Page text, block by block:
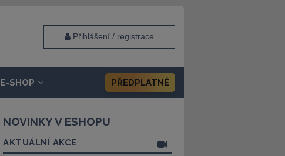
Přihlášení / registrace
E-SHOP PŘEDPLATNÉ
NOVINKY V ESHOPU
AKTUÁLNÍ AKCE